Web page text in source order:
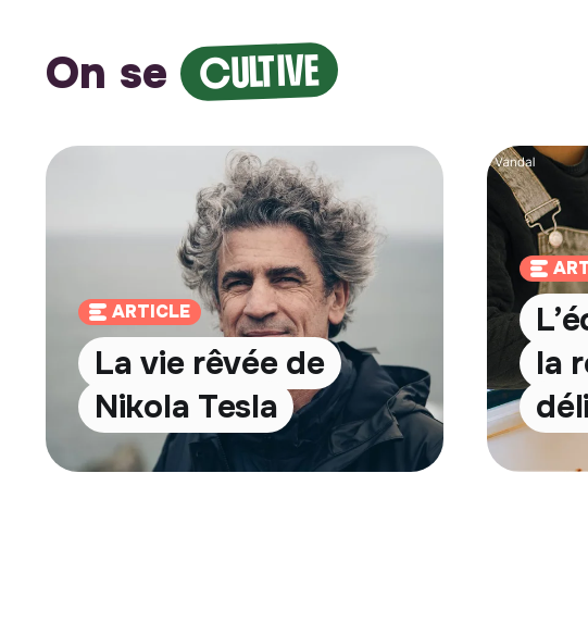
On se CULTIVE
ARTICLE
La vie rêvée de
Nikola Tesla
la